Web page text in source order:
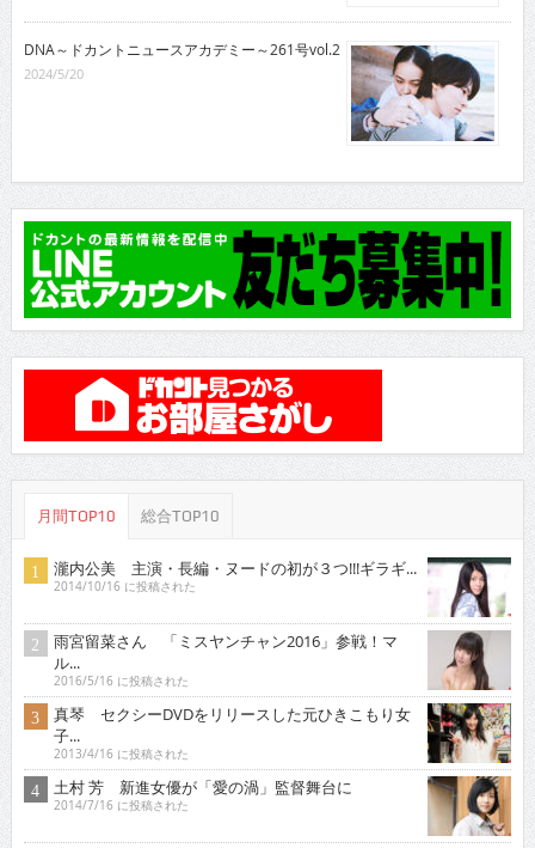
DNA～ドカントニュースアカデミー～261号vol.2
2024/5/20
月間TOP10 総合TOP10
瀧内公美 主演・長編・ヌードの初が３つ!!!ギラギ...
2014/10/16 に投稿された
雨宮留菜さん 「ミスヤンチャン2016」参戦！マ
ル...
2016/5/16 に投稿された
真琴 セクシーDVDをリリースした元ひきこもり女
子...
2013/4/16 に投稿された
土村 芳 新進女優が「愛の渦」監督舞台に
2014/7/16 に投稿された